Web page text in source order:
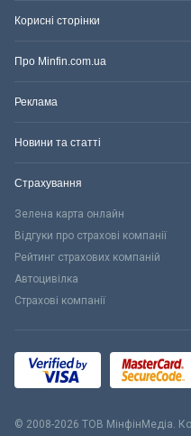
Корисні сторінки
Про Minfin.com.ua
Реклама
Новини та статті
Страхування
Зелена карта онлайн
Відгуки про страхові компанії
Рейтинг страхових компаній
Автоцивілка
Страхові компанії
© 2008-2026 ТОВ МiнфiнМедiа.